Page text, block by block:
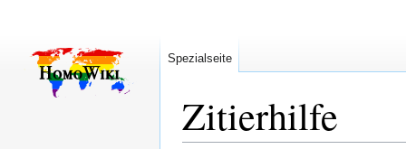
Zitierhilfe
Spezialseite